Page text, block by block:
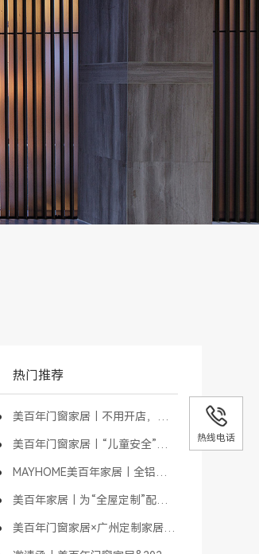
热门推荐
美百年门窗家居｜不用开店，也能做门窗
美百年门窗家居｜“儿童安全”是最具价值的商业模式
MAYHOME美百年家居｜全铝定制简介
美百年家居｜为“全屋定制”配套“全铝定制”
美百年门窗家居×广州定制家居展｜“天空之境”主题馆即将亮相
热线电话